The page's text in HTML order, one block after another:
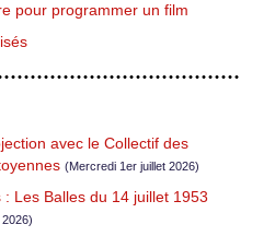
pour programmer un film
avec le Collectif des
(Mercredi 1er juillet 2026)
: Les Balles du 14 juillet 1953